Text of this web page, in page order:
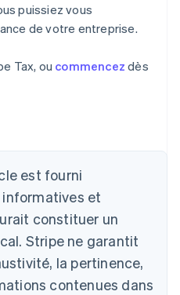
puissiez vous
de votre entreprise.
Tax, ou commencez dès
est fourni
et
constituer un
Stripe ne garantit
la pertinence,
contenues dans
English